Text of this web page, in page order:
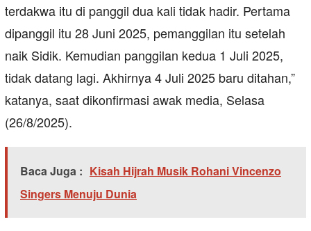
terdakwa itu di panggil dua kali tidak hadir. Pertama
dipanggil itu 28 Juni 2025, pemanggilan itu setelah
naik Sidik. Kemudian panggilan kedua 1 Juli 2025,
tidak datang lagi. Akhirnya 4 Juli 2025 baru ditahan,”
katanya, saat dikonfirmasi awak media, Selasa
(26/8/2025).
Baca Juga : Kisah Hijrah Musik Rohani Vincenzo
Singers Menuju Dunia